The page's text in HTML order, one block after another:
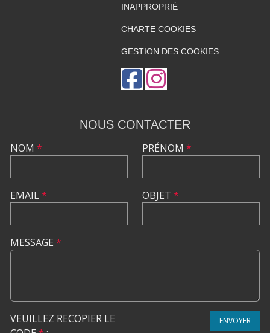
INAPPROPRIÉ
CHARTE COOKIES
GESTION DES COOKIES
NOUS CONTACTER
NOM *
EMAIL*
PRÉNOM *
OBJET *
MESSAGE *
VEUILLEZ RECOPIER LE
ENVOYER